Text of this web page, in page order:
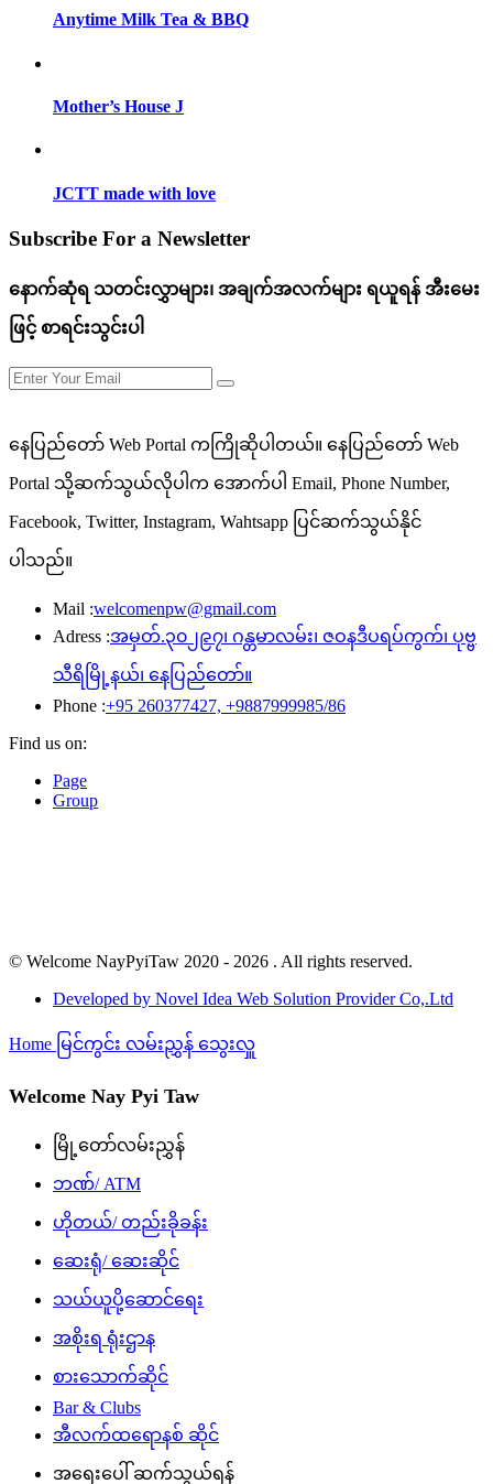
Anytime Milk Tea & BBQ
Mother’s House J
JCTT made with love
Subscribe For a Newsletter
နောက်ဆုံရ သတင်းလွှာများ၊ အချက်အလက်များ ရယူရန် အီးမေး
ဖြင့် စာရင်းသွင်းပါ
နေပြည်တော် Web Portal ကကြိုဆိုပါတယ်။ နေပြည်တော် Web
Portal သို့ဆက်သွယ်လိုပါက အောက်ပါ Email, Phone Number,
Facebook, Twitter, Instagram, Wahtsapp ပြင်ဆက်သွယ်နိုင်
ပါသည်။
Mail :welcomenpw@gmail.com
Adress :အမှတ်.၃၀၂၉၇၊ ဂန္တမာလမ်း၊ ဇဝနဒီပရပ်ကွက်၊ ပုဗ္ဗ
သီရိမြို့နယ်၊ နေပြည်တော်။
Phone :+95 260377427, +9887999985/86
Find us on:
Page
Group
© Welcome NayPyiTaw 2020 - 2026 . All rights reserved.
Developed by Novel Idea Web Solution Provider Co,.Ltd
Home မြင်ကွင်း လမ်းညွှန် သွေးလှူ
Welcome Nay Pyi Taw
မြို့တော်လမ်းညွှန်
ဘဏ်/ ATM
ဟိုတယ်/ တည်းခိုခန်း
ဆေးရုံ/ ဆေးဆိုင်
သယ်ယူပို့ဆောင်ရေး
အစိုးရ ရုံးဌာန
စားသောက်ဆိုင်
Bar & Clubs
အီလက်ထရောနစ် ဆိုင်
အရေးပေါ် ဆက်သွယ်ရန်